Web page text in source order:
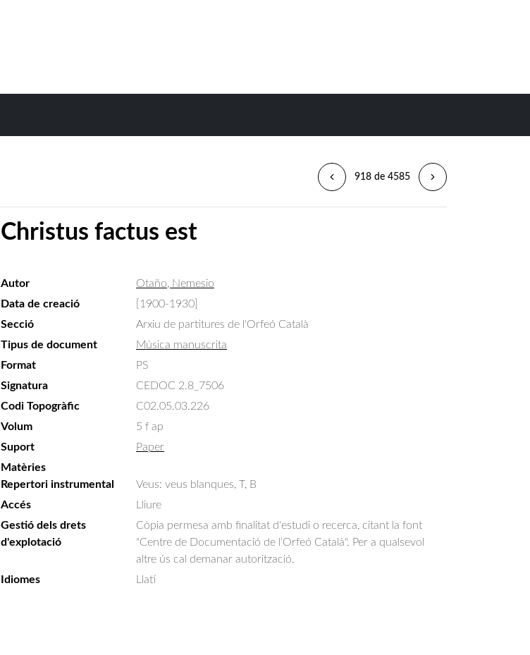
918 de 4585
Christus factus est
Autor
Otaño, Nemesio
Data de creació
[1900-1930]
Secció
Arxiu de partitures de l'Orfeó Català
Tipus de document
Música manuscrita
Format
PS
Signatura
CEDOC 2.8_7506
Codi Topogràfic
C02.05.03.226
Volum
5 f ap
Suport
Paper
Matèries
Repertori instrumental
Veus: veus blanques, T, B
Accés
Lliure
Gestió dels drets
d'explotació
Còpia permesa amb finalitat d'estudi o recerca, citant la font
"Centre de Documentació de l’Orfeó Català". Per a qualsevol
altre ús cal demanar autorització.
Idiomes
Llatí